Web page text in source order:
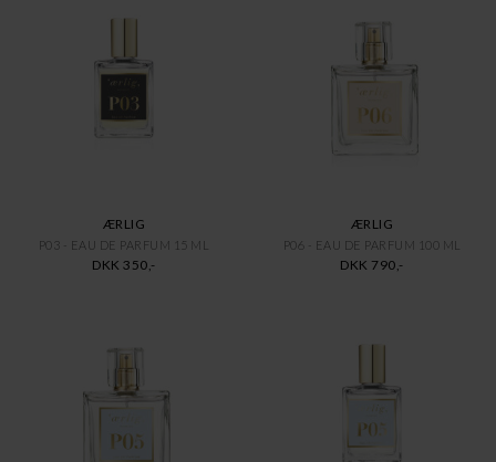
ÆRLIG
P03 - EAU DE PARFUM 15 ML
DKK 350,-
ÆRLIG
P06 - EAU DE PARFUM 100 ML
DKK 790,-